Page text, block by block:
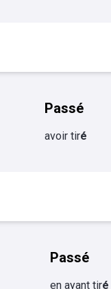
Passé
avoir tiré
Passé
en ayant tiré